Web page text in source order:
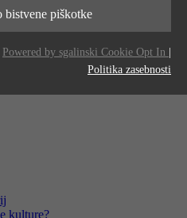
kulture?
uporablja za shranjevanje vaših
za to spletno mesto.
of embedded services.
bistvene piškotke
Powered by sgalinski Cookie Opt In
Politika zasebnosti